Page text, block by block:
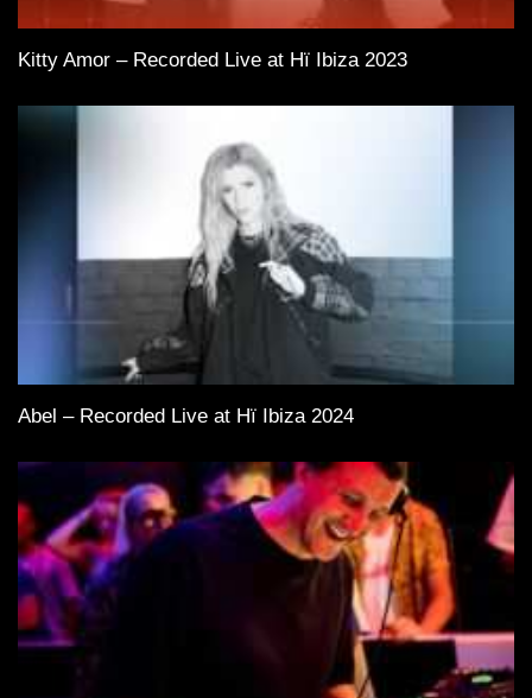
Kitty Amor – Recorded Live at Hï Ibiza 2023
Abel – Recorded Live at Hï Ibiza 2024